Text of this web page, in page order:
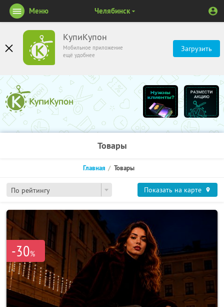
КупиКупон
Мобильное приложение
ещё удобнее
Загрузить
Меню Челябинск
Товары
По рейтингу
Главная Товары
Показать на карте
-30%